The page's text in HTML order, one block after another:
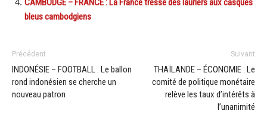
CAMBODGE – FRANCE : La France tresse des lauriers aux casques
bleus cambodgiens
Précédent
INDONÉSIE – FOOTBALL : Le ballon
rond indonésien se cherche un
nouveau patron
Suivant
THAÏLANDE – ÉCONOMIE : Le
comité de politique monétaire
relève les taux d’intérêts à
l’unanimité